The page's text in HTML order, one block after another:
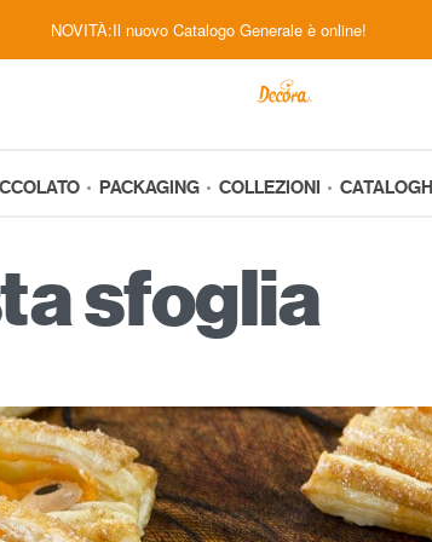
NOVITÀ:Il nuovo Catalogo Generale è online!
PACKAGING COLLEZIONI CATALOGHI
sfoglia